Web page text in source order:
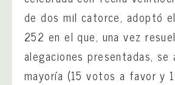
de dos mil catorce, adoptó
252 en el que, una vez
alegaciones presentadas, se
mayoría (15 votos a favor y